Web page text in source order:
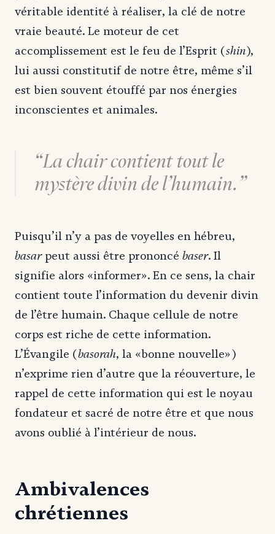
véritable identité à réaliser, la clé de notre
vraie beauté. Le moteur de cet
accomplissement est le feu de l’Esprit (shin),
lui aussi constitutif de notre être, même s’il
est bien souvent étouffé par nos énergies
inconscientes et animales.
La chair contient tout le
mystère divin de l’humain.
Puisqu’il n’y a pas de voyelles en hébreu,
basarpeut aussi être prononcé baser. Il
signifie alors «informer». En ce sens, la chair
contient toute l’information du devenir divin
de l’être humain. Chaque cellule de notre
corps est riche de cette information.
L’Évangile (basorah, la «bonne nouvelle»)
n’exprime rien d’autre que la réouverture, le
rappel de cette information qui est le noyau
fondateur et sacré de notre être et que nous
avons oublié à l’intérieur de nous.
Ambivalences
chrétiennes